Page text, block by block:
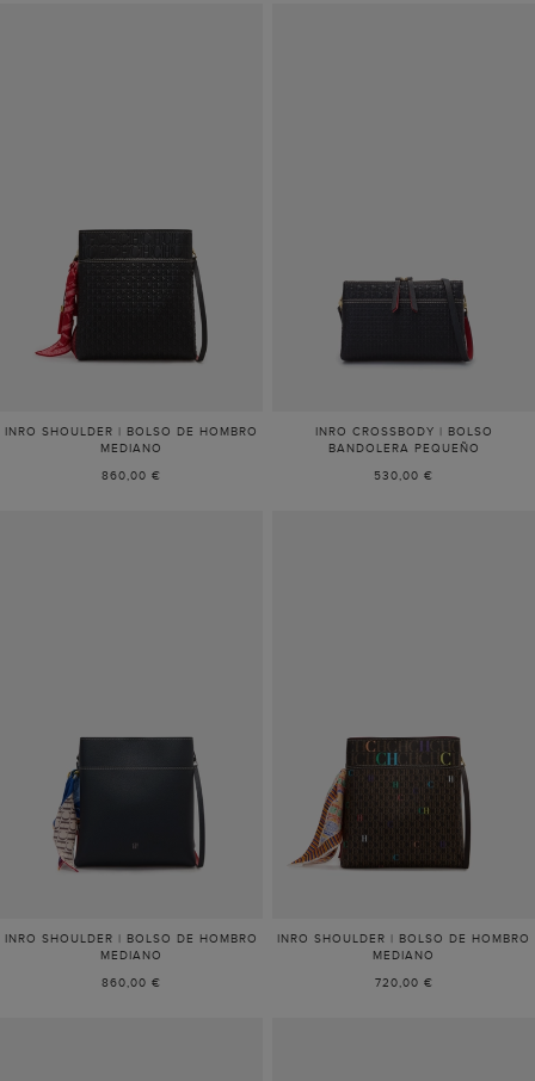
INRO SHOULDER | BOLSO DE HOMBRO
MEDIANO
860,00 €
INRO CROSSBODY | BOLSO
BANDOLERA PEQUEÑO
530,00 €
INRO SHOULDER | BOLSO DE HOMBRO
MEDIANO
860,00 €
INRO SHOULDER | BOLSO DE HOMBRO
MEDIANO
720,00 €